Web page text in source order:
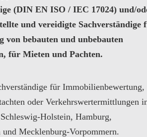
(DIN EN ISO / IEC 17024) und/
und vereidigte Sachverständige
von bebauten und unbebauten
für Mieten und Pachten.
für Immobilienbewertung,
oder Verkehrswertermittlungen
Holstein, Hamburg,
und Mecklenburg-Vorpommern.